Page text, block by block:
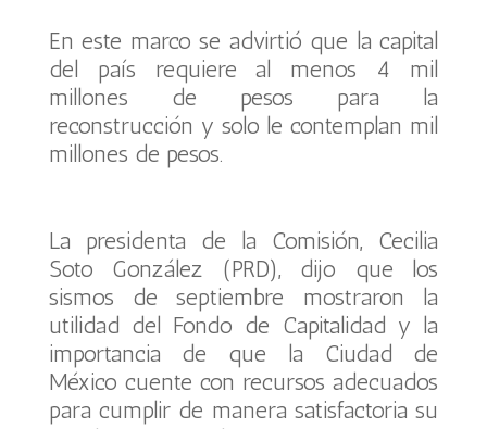
En este marco se advirtió que la capital
del país requiere al menos 4 mil
millones de pesos para la
reconstrucción y solo le contemplan mil
millones de pesos.
La presidenta de la Comisión, Cecilia
Soto González (PRD), dijo que los
sismos de septiembre mostraron la
utilidad del Fondo de Capitalidad y la
importancia de que la Ciudad de
México cuente con recursos adecuados
para cumplir de manera satisfactoria su